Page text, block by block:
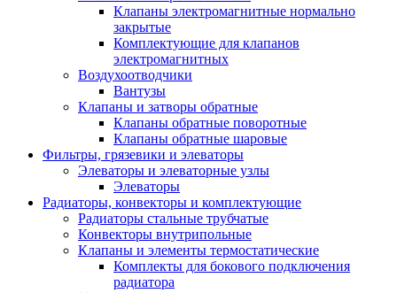
Клапаны электромагнитные нормально
закрытые
Комплектующие для клапанов
электромагнитных
Воздухоотводчики
Вантузы
Клапаны и затворы обратные
Клапаны обратные поворотные
Клапаны обратные шаровые
Фильтры, грязевики и элеваторы
Элеваторы и элеваторные узлы
Элеваторы
Радиаторы, конвекторы и комплектующие
Радиаторы стальные трубчатые
Конвекторы внутрипольные
Клапаны и элементы термостатические
Комплекты для бокового подключения
радиатора